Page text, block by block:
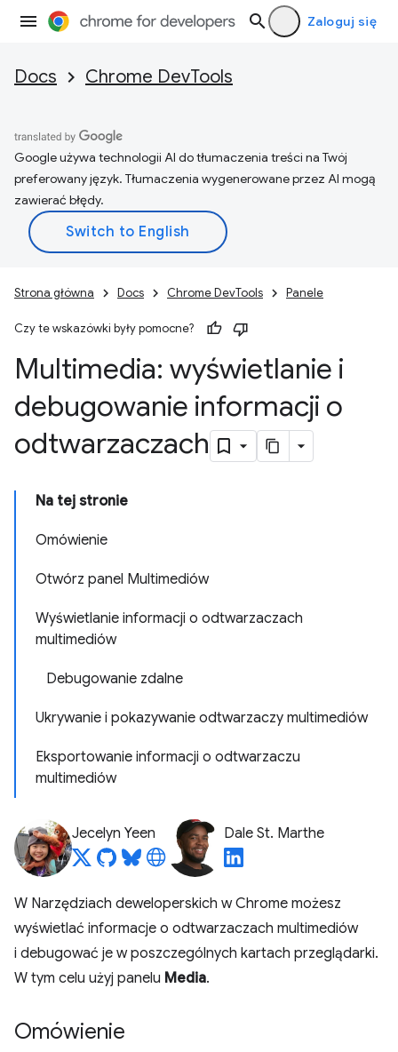
Zaloguj się
Docs Chrome DevTools
Google używa technologii AI do tłumaczenia treści na Twój
preferowany język. Tłumaczenia wygenerowane przez AI mogą
zawierać błędy.
Strona główna Docs Chrome DevTools Panele
Czy te wskazówki były pomocne?
Multimedia: wyświetlanie i
debugowanie informacji o
odtwarzaczach
Na tej stronie
Omówienie
Otwórz panel Multimediów
Wyświetlanie informacji o odtwarzaczach
multimediów
Debugowanie zdalne
Ukrywanie i pokazywanie odtwarzaczy multimediów
Eksportowanie informacji o odtwarzaczu
multimediów
Jecelyn Yeen Dale St. Marthe
W Narzędziach deweloperskich w Chrome możesz
wyświetlać informacje o odtwarzaczach multimediów
i debugować je w poszczególnych kartach przeglądarki.
W tym celu użyj panelu Media.
Omówienie